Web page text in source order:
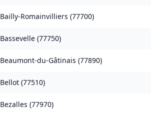
Bailly-Romainvilliers (77700)
Bassevelle (77750)
Beaumont-du-Gâtinais (77890)
Bellot (77510)
Bezalles (77970)